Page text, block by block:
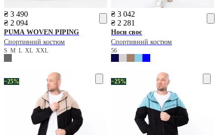
₴ 3 490
₴ 2 094
PUMA WOVEN PIPING
Спортивний костюм
S M L XL XXL
₴ 3 042
₴ 2 281
Носи своє
Спортивний костюм
56
−25% −25%